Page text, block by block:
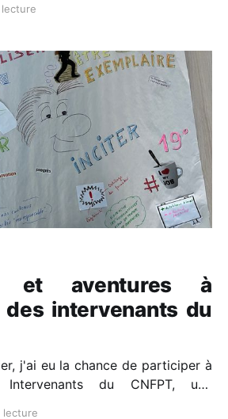
du marché du travail. 🌟 Ma
pour réussir leurs
clients Grands Comptes de
lecture
et aventures à
intervenants du
j'ai eu la chance de participer à
du CNFPT, une
lecture